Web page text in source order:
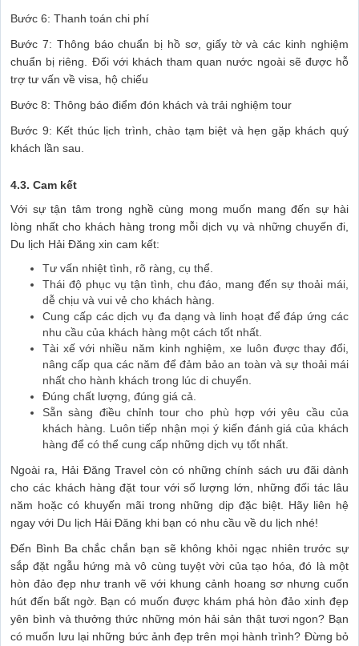
Bước 6: Thanh toán chi phí
Bước 7: Thông báo chuẩn bị hồ sơ, giấy tờ và các kinh nghiệm
chuẩn bị riêng. Đối với khách tham quan nước ngoài sẽ được hỗ
trợ tư vấn về visa, hộ chiếu
Bước 8: Thông báo điểm đón khách và trải nghiệm tour
Bước 9: Kết thúc lịch trình, chào tạm biệt và hẹn gặp khách quý
khách lần sau.
4.3. Cam kết
Với sự tận tâm trong nghề cùng mong muốn mang đến sự hài
lòng nhất cho khách hàng trong mỗi dịch vụ và những chuyến đi,
Du lịch Hải Đăng xin cam kết:
Tư vấn nhiệt tình, rõ ràng, cụ thể.
Thái độ phục vụ tận tình, chu đáo, mang đến sự thoải mái,
dễ chịu và vui vẻ cho khách hàng.
Cung cấp các dịch vụ đa dạng và linh hoạt để đáp ứng các
nhu cầu của khách hàng một cách tốt nhất.
Tài xế với nhiều năm kinh nghiệm, xe luôn được thay đổi,
nâng cấp qua các năm để đảm bảo an toàn và sự thoải mái
nhất cho hành khách trong lúc di chuyển.
Đúng chất lượng, đúng giá cả.
Sẵn sàng điều chỉnh tour cho phù hợp với yêu cầu của
khách hàng. Luôn tiếp nhận mọi ý kiến đánh giá của khách
hàng để có thể cung cấp những dịch vụ tốt nhất.
Ngoài ra, Hải Đăng Travel còn có những chính sách ưu đãi dành
cho các khách hàng đặt tour với số lượng lớn, những đối tác lâu
năm hoặc có khuyến mãi trong những dịp đặc biệt. Hãy liên hệ
ngay với Du lịch Hải Đăng khi bạn có nhu cầu về du lịch nhé!
Đến Bình Ba chắc chắn bạn sẽ không khỏi ngạc nhiên trước sự
sắp đặt ngẫu hứng mà vô cùng tuyệt vời của tạo hóa, đó là một
hòn đảo đẹp như tranh vẽ với khung cảnh hoang sơ nhưng cuốn
hút đến bất ngờ. Bạn có muốn được khám phá hòn đảo xinh đẹp
yên bình và thưởng thức những món hải sản thật tươi ngon? Bạn
có muốn lưu lại những bức ảnh đẹp trên mọi hành trình? Đừng bỏ